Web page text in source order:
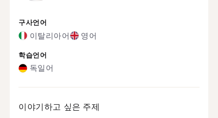
구사언어
이탈리아어 영어
학습언어
독일어
이야기하고 싶은 주제